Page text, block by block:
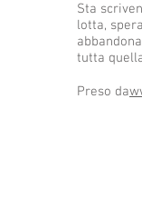
Sta
lotta,
tutta
Preso da